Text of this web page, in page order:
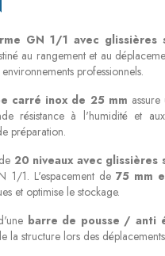
GN 1/1 avec glissières
au rangement et au
professionnels.
carré inox de 25 mm
résistance à l'humidité et
préparation.
20 niveaux avec glissières
1/1. L'espacement de75 mm
et optimise le stockage.
barre de pousse / anti
la structure lors des